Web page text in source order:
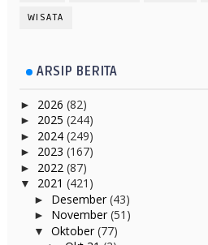
WISATA
ARSIP BERITA
► 2026 (82)
► 2025 (244)
► 2024 (249)
► 2023 (167)
► 2022 (87)
▼ 2021 (421)
► Desember(43)
► November(51)
▼ Oktober(77)